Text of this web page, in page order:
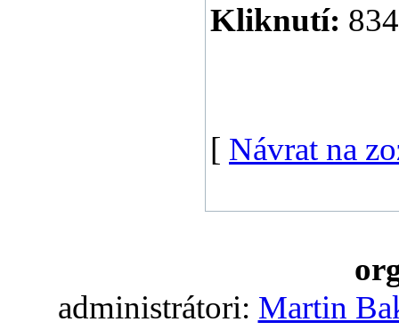
Kliknutí:
[ Návrat na
administrátori: Martin